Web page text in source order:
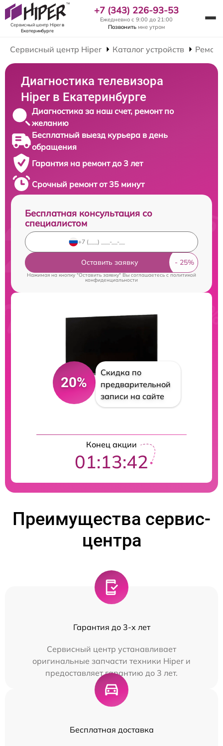
Сервисный центр Hiperв
Екатеринбурге
+7 (343) 226-93-53
Ежедневно с 9:00 до 21:00
Позвонить мне утром
Сервисный центр Hiper Каталог устройств
Диагностика телевизора
Hiper в Екатеринбурге
Диагностика за наш счет, ремонт по
желанию
Бесплатный выезд курьера в день
обращения
Гарантия на ремонт до 3 лет
Срочный ремонт от 35 минут
Бесплатная консультация со
специалистом
Оставить заявку
Нажимая на кнопку "Оставить заявку" Вы соглашаетесь cполитикой
конфиденциальности
20%
Скидка по
предварительной
записи на сайте
Конец акции
01:13:41
Преимущества сервис-
центра
Гарантия до 3-х лет
Сервисный центр устанавливает
оригинальные запчасти техники Hiper и
предоставляет гарантию до 3 лет.
Бесплатная доставка